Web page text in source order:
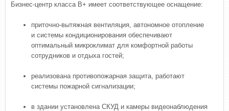
Бизнес-центр класса В+ имеет соответствующее оснащение:
приточно-вытяжная вентиляция, автономное отопление
и системы кондиционирования обеспечивают
оптимальный микроклимат для комфортной работы
сотрудников и отдыха гостей;
реализована противопожарная защита, работают
системы пожарной сигнализации;
в здании установлена СКУД и камеры видеонаблюдения